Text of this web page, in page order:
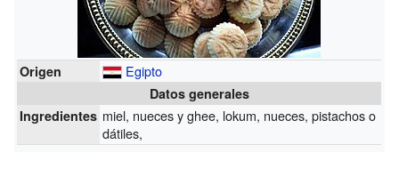
Origen Egipto
Datos generales
Ingredientes miel, nueces y ghee, lokum, nueces, pistachos o
dátiles,